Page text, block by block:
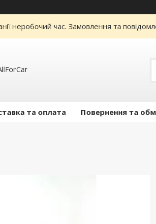
неробочий час. Замовлення та
та оплата Повернення та